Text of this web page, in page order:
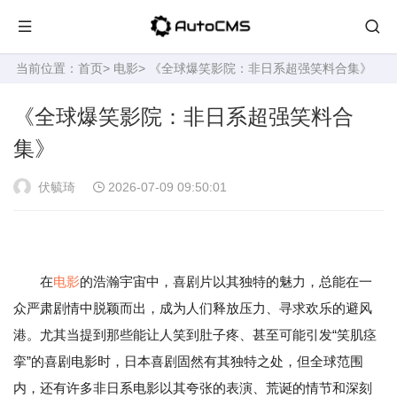
当前位置： 首页> 电影> 《全球爆笑影院：非日系超强笑料合集》
《全球爆笑影院：非日系超强笑料合
集》
伏毓琦 2026-07-09 09:50:01
在电影的浩瀚宇宙中，喜剧片以其独特的魅力，总能在一
众严肃剧情中脱颖而出，成为人们释放压力、寻求欢乐的避风
港。尤其当提到那些能让人笑到肚子疼、甚至可能引发“笑肌痉
挛”的喜剧电影时，日本喜剧固然有其独特之处，但全球范围
内，还有许多非日系电影以其夸张的表演、荒诞的情节和深刻